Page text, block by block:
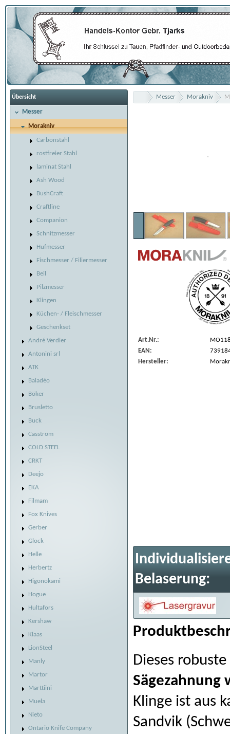
Übersicht
Messer
Morakniv
Carbonstahl
rostfreier Stahl
laminat Stahl
Ash Wood
BushCraft
Craftline
Companion
Schnitzmesser
Hufmesser
Fischmesser / Filiermesser
Beil
Pilzmesser
Klingen
Küchen- / Fleischmesser
Geschenkset
André Verdier
Antonini srl
ATK
Baladéo
Böker
Brusletto
Buck
Casström
COLD STEEL
CRKT
Deejo
EKA
Filmam
Fox Knives
Gerber
Glock
Helle
Herbertz
Higonokami
Hogue
Hultafors
Kershaw
Klaas
LionSteel
Manly
Martor
Marttiini
Muela
Nieto
Ontario Knife Company
Messer Morakniv
Art.Nr.:
EAN:
Hersteller:
Belaserung:
Dieses robuste
Klinge ist aus
Sandvik